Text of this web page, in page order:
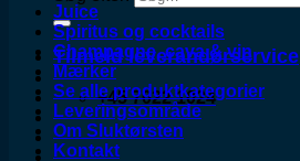
Tilmeld leverandørservice
+45 7022 1024
Juice
Spiritus og cocktails
Champagne, cava & vin
Mærker
Se alle produktkategorier
Leveringsområde
Om Sluktørsten
Kontakt